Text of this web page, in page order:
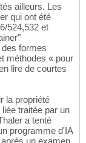
ailleurs. Les
qui ont été
524,532 et
formes
méthodes « pour
lire de courtes
la propriété
traitée par un
a tenté
programme d'IA
un examen